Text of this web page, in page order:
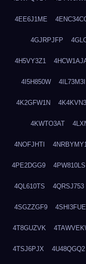
4EE6J1ME
4GJRPJFP
4H5VY3Z1
4I5H850W 4IL73M3I
4K2GFW1N
4KWTO3AT
4NOFJHTI 4NRBYMY1
4PE2DGG9 4PW810LS
4QL610TS 4QRSJ753
4SGZZGF9 4SHI3FUE
4T8GUZVK
4TSJ6PJX 4U48QGQ2